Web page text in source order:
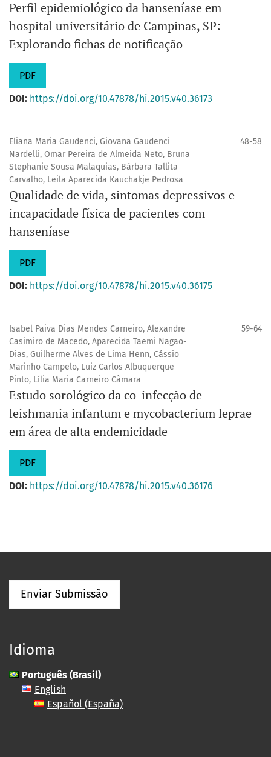
Perfil epidemiológico da hanseníase em
hospital universitário de Campinas, SP:
Explorando fichas de notificação
PDF
DOI: https://doi.org/10.47878/hi.2015.v40.36173
Eliana Maria Gaudenci, Giovana Gaudenci
Nardelli, Omar Pereira de Almeida Neto, Bruna
Stephanie Sousa Malaquias, Bárbara Tallita
Carvalho, Leila Aparecida Kauchakje Pedrosa
48-58
Qualidade de vida, sintomas depressivos e
incapacidade física de pacientes com
hanseníase
PDF
DOI: https://doi.org/10.47878/hi.2015.v40.36175
Isabel Paiva Dias Mendes Carneiro, Alexandre
Casimiro de Macedo, Aparecida Taemi Nagao-
Dias, Guilherme Alves de Lima Henn, Cássio
Marinho Campelo, Luiz Carlos Albuquerque
Pinto, Lília Maria Carneiro Câmara
59-64
Estudo sorológico da co-infecção de
leishmania infantum e mycobacterium leprae
em área de alta endemicidade
PDF
DOI: https://doi.org/10.47878/hi.2015.v40.36176
Enviar Submissão
Idioma
Português (Brasil)
English
Español (España)